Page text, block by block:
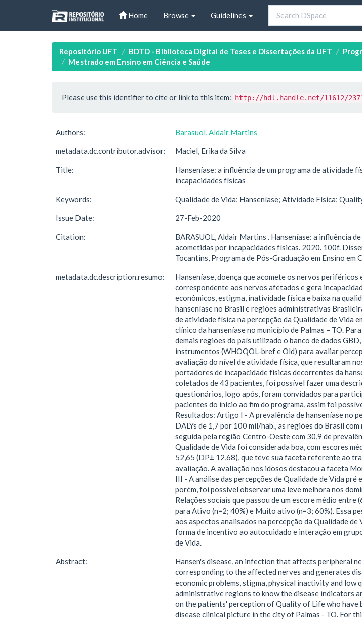
Home Browse Guidelines
Repositório UFT BDTD - Biblioteca Digital de Teses e Dissertações da UFT
Mestrado em Ensino em Ciência e Saúde
Please use this identifier to cite or link to this item: http://hdl.handle.net/11612/
Authors: Barasuol, Aldair Martins
metadata.dc.contributor.advisor: Maciel, Erika da Silva
Title:
Hanseníase: a influência de um programa de atividade
incapacidades físicas
Keywords: Qualidade de Vida; Hanseníase; Atividade Física;
Issue Date: 27-Feb-2020
Citation:
BARASUOL, Aldair Martins . Hanseníase: a influência
acometidas por incapacidades físicas. 2020. 100f.
Tocantins, Programa de Pós-Graduação em Ensino em
metadata.dc.description.resumo:
Hanseníase, doença que acomete os nervos
correspondente aos nervos afetados e gera
econômicos, estigma, inatividade física e baixa na
hanseníase no Brasil e regiões administrativas
de atividade física na percepção da Qualidade de Vida
clínico da hanseníase no município de Palmas – TO.
demais regiões do país utilizado o banco de dados
instrumentos (WHOQOL-bref e Old) para avaliar
avaliação do nível de atividade física, que resultaram
portadores de incapacidade físicas decorrentes da
coletados de 43 pacientes, foi possível fazer uma
questionários, logo após, foram convidados para
pacientes do início ao fim do programa, assim foi
Resultados: Artigo I - A prevalência de hanseníase no
DALYs de 1,7 por 100 mil/hab., as regiões do Brasil
seguida pela região Centro-Oeste com 30,9 de
Qualidade de Vida foi considerada boa, com escores
52,65 (DP± 12,68), que teve sua faceta referente ao
avaliação. A avaliação nos idosos destacou a faceta
III - A análise das percepções de Qualidade de Vida
porém, foi possível observar uma leve melhora nos
Relações sociais que passou de um escore médio
para Ativo (n=2; 40%) e Muito ativo (n=3; 60%). Essa
aos aspectos analisados na percepção da Qualidade
forma de incentivo ao autocuidado e interação em
de Vida.
Abstract:
Hansen's disease, an infection that affects peripheral
corresponding to the affected nerves and generates
economic problems, stigma, physical inactivity and
administrative regions to know the disease indicators
on the patients' perception of Quality of Life who
disease clinical picture in the city of Palmas - TO. For